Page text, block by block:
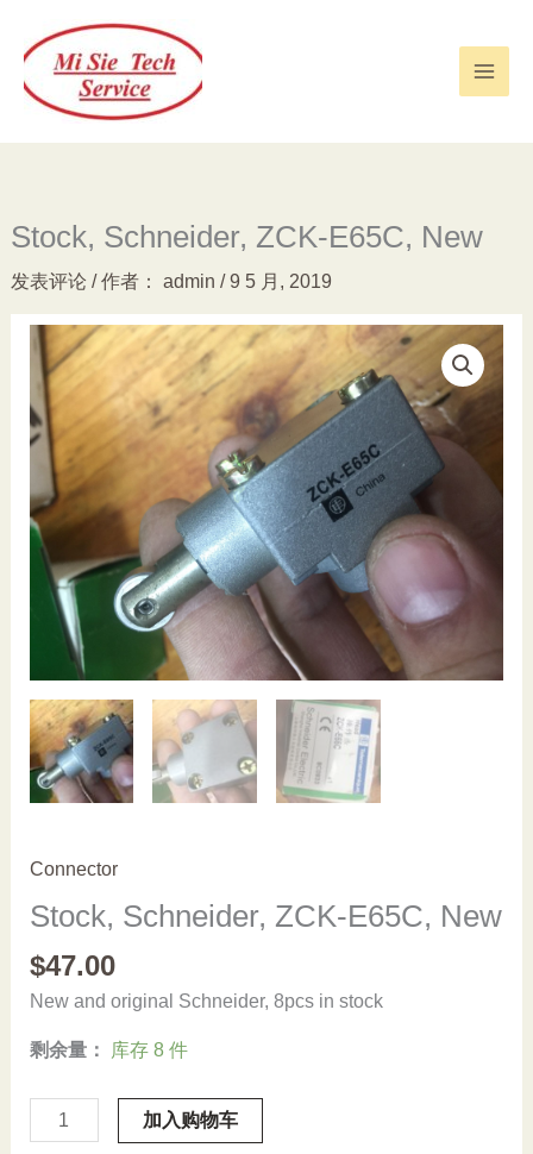
Stock, Schneider, ZCK-E65C, New
发表评论 / 作者： admin /9 5 月, 2019
Connector
Stock, Schneider, ZCK-E65C, New
$47.00
New and original Schneider, 8pcs in stock
剩余量： 库存 8 件
Stock,
Schneider,
加入购物车